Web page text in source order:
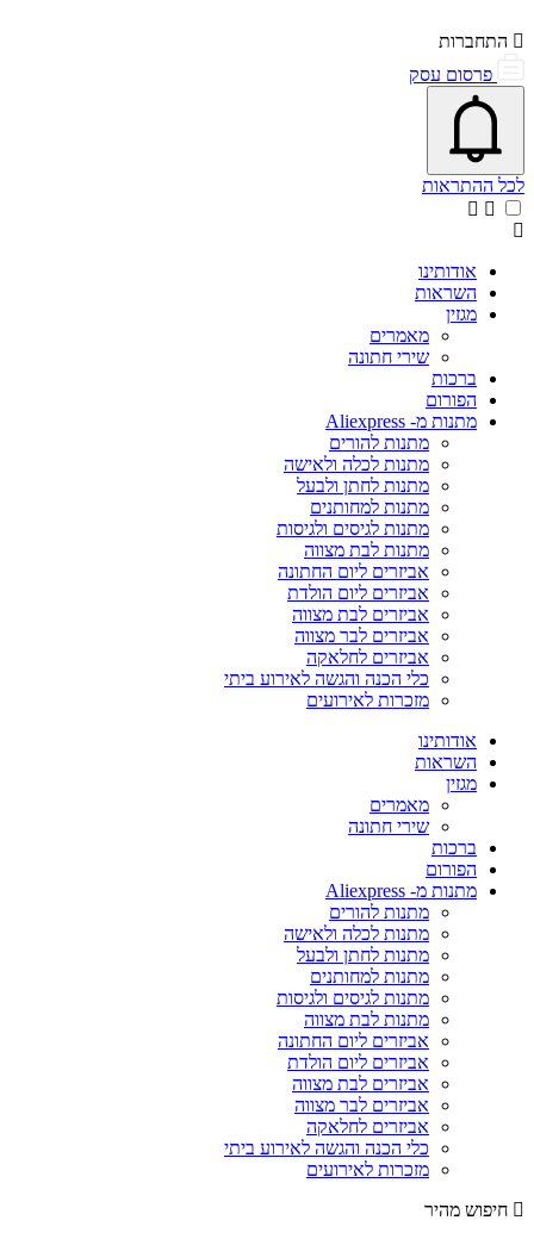
התחברות
פרסום עסק
פתיחת\סגירת מרכז התראות
אייקון פעמון
לכל ההתראות
אודותינו
השראות
מגזין
מאמרים
שירי חתונה
ברכות
הפורום
מתנות מ- Aliexpress
מתנות להורים
מתנות לכלה ולאישה
מתנות לחתן ולבעל
מתנות למחותנים
מתנות לגיסים ולגיסות
מתנות לבת מצווה
אביזרים ליום החתונה
אביזרים ליום הולדת
אביזרים לבת מצווה
אביזרים לבר מצווה
אביזרים לחלאקה
כלי הכנה והגשה לאירוע ביתי
מזכרות לאירועים
אודותינו
השראות
מגזין
מאמרים
שירי חתונה
ברכות
הפורום
מתנות מ- Aliexpress
מתנות להורים
מתנות לכלה ולאישה
מתנות לחתן ולבעל
מתנות למחותנים
מתנות לגיסים ולגיסות
מתנות לבת מצווה
אביזרים ליום החתונה
אביזרים ליום הולדת
אביזרים לבת מצווה
אביזרים לבר מצווה
אביזרים לחלאקה
כלי הכנה והגשה לאירוע ביתי
מזכרות לאירועים
חיפוש מהיר